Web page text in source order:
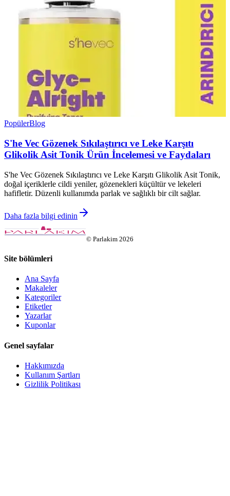
PopülerBlog
S'he Vec Gözenek Sıkılaştırıcı ve Leke Karşıtı
Glikolik Asit Tonik Ürün İncelemesi ve Faydaları
S'he Vec Gözenek Sıkılaştırıcı ve Leke Karşıtı Glikolik Asit Tonik,
doğal içeriklerle cildi yeniler, gözenekleri küçültür ve lekeleri
hafifletir. Düzenli kullanımda parlak ve sağlıklı bir cilt sağlar.
Daha fazla bilgi edinin
© Parlakim 2026
Site bölümleri
Ana Sayfa
Makaleler
Kategoriler
Etiketler
Yazarlar
Kuponlar
Genel sayfalar
Hakkımızda
Kullanım Şartları
Gizlilik Politikası